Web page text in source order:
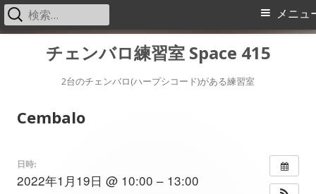
チェンバロ練習室 Space 415
2台のチェンバロ(ハープシコード)がある練習室
メ
メニュ
検
索:
Cembalo
日時:
2022年1月19日 @ 10:00 – 13:00